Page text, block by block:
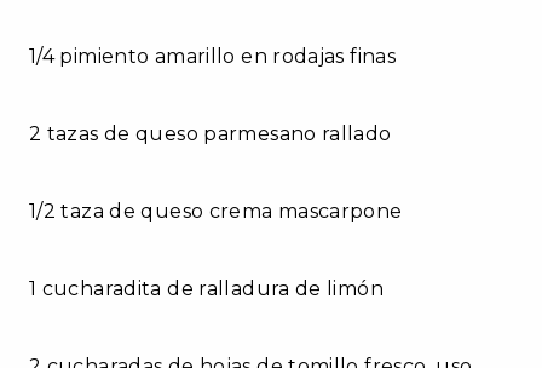
1/4 pimiento amarillo en rodajas finas
2 tazas de queso parmesano rallado
1/2 taza de queso crema mascarpone
1 cucharadita de ralladura de limón